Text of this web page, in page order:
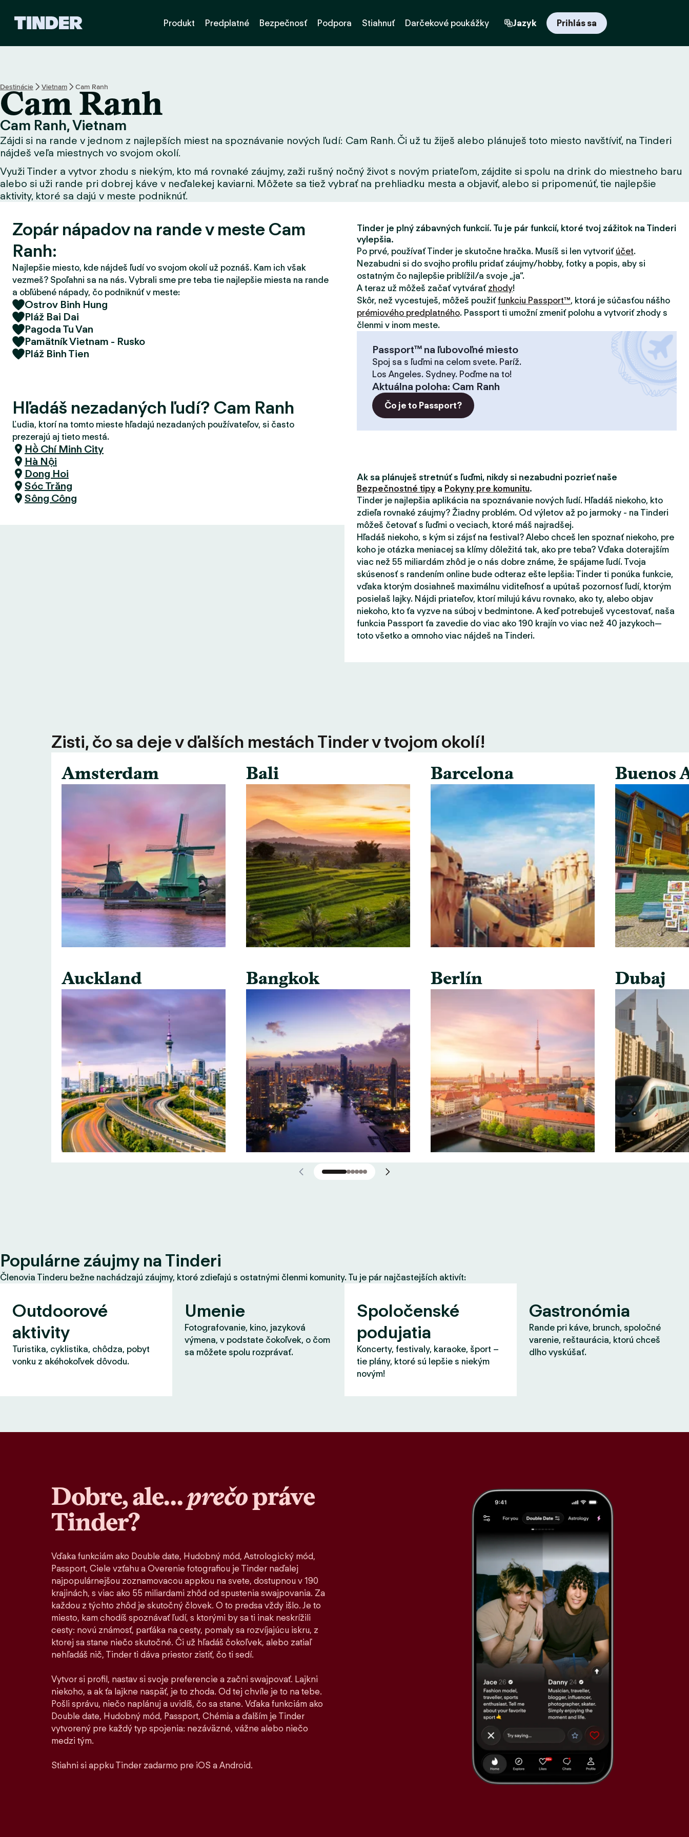
k
á
o
r
a
z
o
v
k
a
T
n
d
Produkt Predplatné Bezpečnosť Podpora Stiahnuť Darčekové poukážky Jazyk Prihlás sa
Destinácie Vietnam Cam Ranh
Cam Ranh
Cam Ranh, Vietnam
Zájdi si na rande v jednom z najlepších miest na spoznávanie nových ľudí: Cam Ranh. Či už tu žiješ alebo plánuješ toto miesto navštíviť, na Tinderi
nájdeš veľa miestnych vo svojom okolí.
Využi Tinder a vytvor zhodu s niekým, kto má rovnaké záujmy, zaži rušný nočný život s novým priateľom, zájdite si spolu na drink do miestneho baru
alebo si uži rande pri dobrej káve v neďalekej kaviarni. Môžete sa tiež vybrať na prehliadku mesta a objaviť, alebo si pripomenúť, tie najlepšie
aktivity, ktoré sa dajú v meste podniknúť.
Zopár nápadov na rande v meste Cam
Ranh:
Najlepšie miesto, kde nájdeš ľudí vo svojom okolí už poznáš. Kam ich však
vezmeš? Spoľahni sa na nás. Vybrali sme pre teba tie najlepšie miesta na rande
a obľúbené nápady, čo podniknúť v meste:
Ostrov Binh Hung
Pláž Bai Dai
Pagoda Tu Van
Pamätník Vietnam - Rusko
Pláž Binh Tien
Hľadáš nezadaných ľudí? Cam Ranh
Ľudia, ktorí na tomto mieste hľadajú nezadaných používateľov, si často
prezerajú aj tieto mestá.
Hồ Chí Minh City
Hà Nội
Dong Hoi
Sóc Trăng
Sông Công
Tinder je plný zábavných funkcií. Tu je pár funkcií, ktoré tvoj zážitok na Tinderi
vylepšia.
Po prvé, používať Tinder je skutočne hračka. Musíš si len vytvoriť účet.
Nezabudni si do svojho profilu pridať záujmy/hobby, fotky a popis, aby si
ostatným čo najlepšie priblížil/a svoje „ja“.
A teraz už môžeš začať vytvárať zhody!
Skôr, než vycestuješ, môžeš použiťfunkciu Passport™, ktorá je súčasťou nášho
prémiového predplatného. Passport ti umožní zmeniť polohu a vytvoriť zhody s
členmi v inom meste.
Passport™ na ľubovoľné miesto
Spoj sa s ľuďmi na celom svete. Paríž.
Los Angeles. Sydney. Poďme na to!
Aktuálna poloha: Cam Ranh
Čo je to Passport?
Ak sa plánuješ stretnúť s ľuďmi, nikdy si nezabudni pozrieť naše
Bezpečnostné tipy a Pokyny pre komunitu.
Tinder je najlepšia aplikácia na spoznávanie nových ľudí. Hľadáš niekoho, kto
zdieľa rovnaké záujmy? Žiadny problém. Od výletov až po jarmoky - na Tinderi
môžeš četovať s ľuďmi o veciach, ktoré máš najradšej.
Hľadáš niekoho, s kým si zájsť na festival? Alebo chceš len spoznať niekoho, pre
koho je otázka meniacej sa klímy dôležitá tak, ako pre teba? Vďaka doterajším
viac než 55 miliardám zhôd je o nás dobre známe, že spájame ľudí. Tvoja
skúsenosť s randením online bude odteraz ešte lepšia: Tinder ti ponúka funkcie,
vďaka ktorým dosiahneš maximálnu viditeľnosť a upútaš pozornosť ľudí, ktorým
posielaš lajky. Nájdi priateľov, ktorí milujú kávu rovnako, ako ty, alebo objav
niekoho, kto ťa vyzve na súboj v bedmintone. A keď potrebuješ vycestovať, naša
funkcia Passport ťa zavedie do viac ako 190 krajín vo viac než 40 jazykoch—
toto všetko a omnoho viac nájdeš na Tinderi.
Zisti, čo sa deje v ďalších mestách Tinder v tvojom okolí!
Amsterdam
Auckland
Bali
Bangkok
Barcelona
Berlín
Buenos
Dubaj
Populárne záujmy na Tinderi
Členovia Tinderu bežne nachádzajú záujmy, ktoré zdieľajú s ostatnými členmi komunity. Tu je pár najčastejších aktivít:
Outdoorové
aktivity
Turistika, cyklistika, chôdza, pobyt
vonku z akéhokoľvek dôvodu.
Umenie
Fotografovanie, kino, jazyková
výmena, v podstate čokoľvek, o čom
sa môžete spolu rozprávať.
Spoločenské
podujatia
Koncerty, festivaly, karaoke, šport –
tie plány, ktoré sú lepšie s niekým
novým!
Gastronómia
Rande pri káve, brunch, spoločné
varenie, reštaurácia, ktorú chceš
dlho vyskúšať.
Dobre, ale…prečopráve
Tinder?
Vďaka funkciám ako Double date, Hudobný mód, Astrologický mód,
Passport, Ciele vzťahu a Overenie fotografiou je Tinder naďalej
najpopulárnejšou zoznamovacou appkou na svete, dostupnou v 190
krajinách, s viac ako 55 miliardami zhôd od spustenia swajpovania. Za
každou z týchto zhôd je skutočný človek. O to predsa vždy išlo. Je to
miesto, kam chodíš spoznávať ľudí, s ktorými by sa ti inak neskrížili
cesty: novú známosť, parťáka na cesty, pomaly sa rozvíjajúcu iskru, z
ktorej sa stane niečo skutočné. Či už hľadáš čokoľvek, alebo zatiaľ
nehľadáš nič, Tinder ti dáva priestor zistiť, čo ti sedí.
Vytvor si profil, nastav si svoje preferencie a začni swajpovať. Lajkni
niekoho, a ak ťa lajkne naspäť, je to zhoda. Od tej chvíle je to na tebe.
Pošli správu, niečo naplánuj a uvidíš, čo sa stane. Vďaka funkciám ako
Double date, Hudobný mód, Passport, Chémia a ďalším je Tinder
vytvorený pre každý typ spojenia: nezáväzné, vážne alebo niečo
medzi tým.
Stiahni si appku Tinder zadarmo pre iOS a Android.